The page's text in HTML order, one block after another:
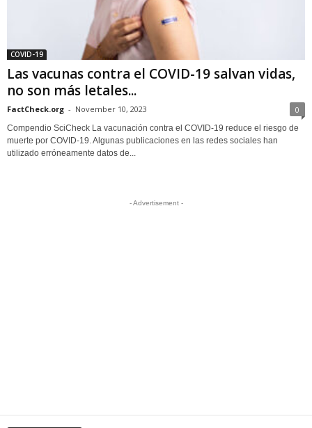
COVID-19
Las vacunas contra el COVID-19 salvan vidas,
no son más letales...
FactCheck.org - November 10, 2023 0
Compendio SciCheck La vacunación contra el COVID-19 reduce el riesgo de
muerte por COVID-19. Algunas publicaciones en las redes sociales han
utilizado erróneamente datos de...
- Advertisement -